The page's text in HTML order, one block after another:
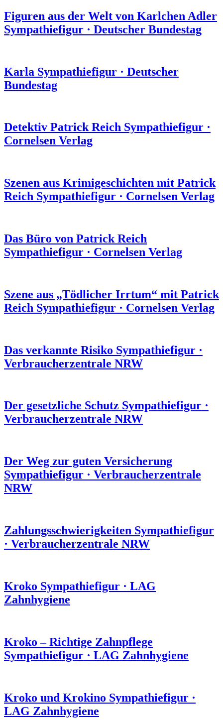
Figuren aus der Welt von Karlchen Adler
Sympathiefigur · Deutscher Bundestag
Karla Sympathiefigur · Deutscher
Bundestag
Detektiv Patrick Reich Sympathiefigur ·
Cornelsen Verlag
Szenen aus Krimigeschichten mit Patrick
Reich Sympathiefigur · Cornelsen Verlag
Das Büro von Patrick Reich
Sympathiefigur · Cornelsen Verlag
Szene aus „Tödlicher Irrtum“ mit Patrick
Reich Sympathiefigur · Cornelsen Verlag
Das verkannte Risiko Sympathiefigur ·
Verbraucherzentrale NRW
Der gesetzliche Schutz Sympathiefigur ·
Verbraucherzentrale NRW
Der Weg zur guten Versicherung
Sympathiefigur · Verbraucherzentrale
NRW
Zahlungs­schwierigkeiten Sympathiefigur
· Verbraucherzentrale NRW
Kroko Sympathiefigur · LAG
Zahnhygiene
Kroko – Richtige Zahnpflege
Sympathiefigur · LAG Zahnhygiene
Kroko und Krokino Sympathiefigur ·
LAG Zahnhygiene